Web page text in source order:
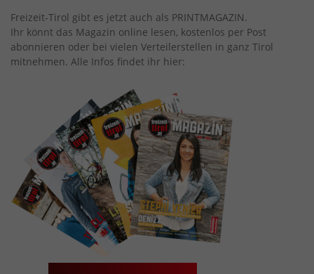
Freizeit-Tirol gibt es jetzt auch als PRINTMAGAZIN.
Ihr könnt das Magazin online lesen, kostenlos per Post
abonnieren oder bei vielen Verteilerstellen in ganz Tirol
mitnehmen. Alle Infos findet ihr hier: